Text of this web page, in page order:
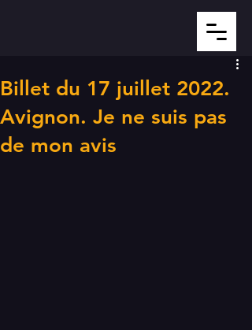
Billet du 17 juillet 2022.
Avignon. Je ne suis pas
de mon avis